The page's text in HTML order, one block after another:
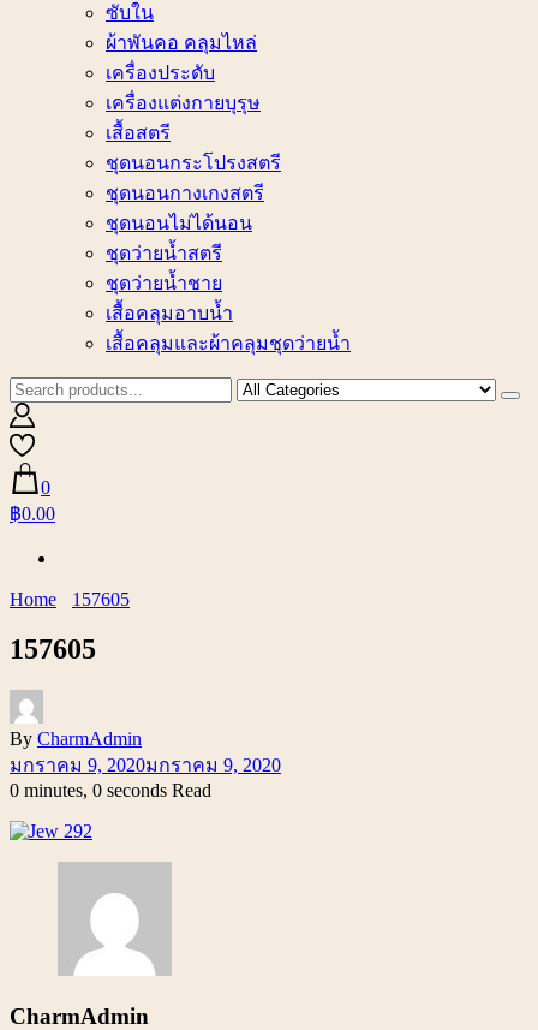
ซับใน
ผ้าพันคอ คลุมไหล่
เครื่องประดับ
เครื่องแต่งกายบุรุษ
เสื้อสตรี
ชุดนอนกระโปรงสตรี
ชุดนอนกางเกงสตรี
ชุดนอนไม่ได้นอน
ชุดว่ายน้ำสตรี
ชุดว่ายน้ำชาย
เสื้อคลุมอาบน้ำ
เสื้อคลุมและผ้าคลุมชุดว่ายน้ำ
0
฿0.00
Home 157605
157605
By CharmAdmin
มกราคม 9, 2020มกราคม 9, 2020
0 minutes, 0 seconds Read
CharmAdmin